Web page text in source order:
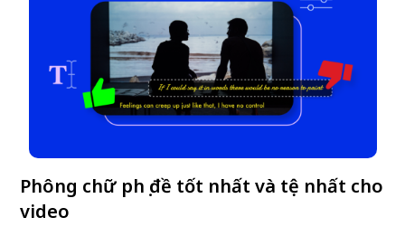
Phông chữ phụ đề tốt nhất và tệ nhất cho
video